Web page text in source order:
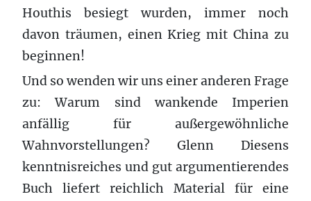
Houthis besiegt wurden, immer noch
davon träumen, einen Krieg mit China zu
beginnen!
Und so wenden wir uns einer anderen Frage
zu: Warum sind wankende Imperien
anfällig für außergewöhnliche
Wahnvorstellungen? Glenn Diesens
kenntnisreiches und gut argumentierendes
Buch liefert reichlich Material für eine